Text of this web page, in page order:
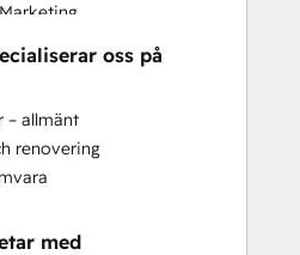
Training
Training
and Analysis
oss på
– allmänt
renovering
med